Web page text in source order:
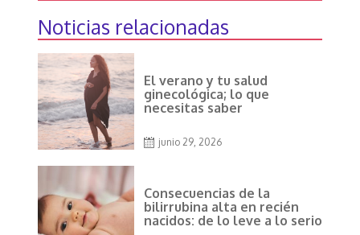
Noticias relacionadas
El verano y tu salud
ginecológica; lo que
necesitas saber
junio 29, 2026
Consecuencias de la
bilirrubina alta en recién
nacidos: de lo leve a lo serio